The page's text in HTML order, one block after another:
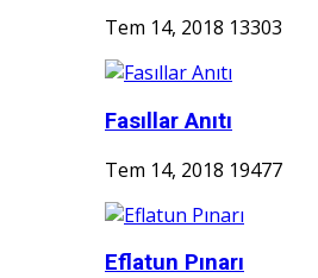
Tem 14, 2018 13303
Fasıllar Anıtı
Tem 14, 2018 19477
Eflatun Pınarı